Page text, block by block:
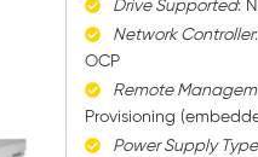
Drive Supported:
Network Controller:
OCP
Remote
Provisioning
Power Supply Type